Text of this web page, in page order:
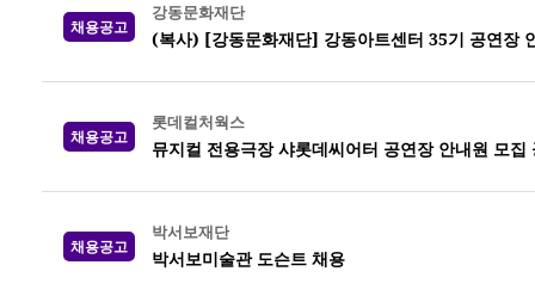
채용공고
강동문화재단
(복사) [강동문화재단] 강동아트센터 35기 공연장
채용공고
롯데컬처웍스
뮤지컬 전용극장 샤롯데씨어터 공연장 안내원 모
채용공고
박서보재단
박서보미술관 도슨트 채용